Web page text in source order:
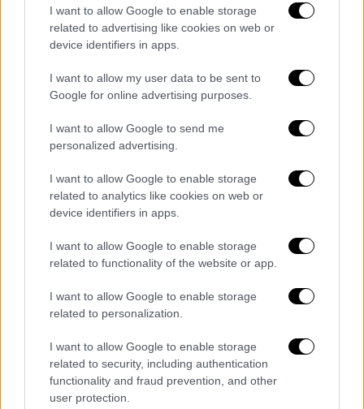
I want to allow Google to enable storage
related to advertising like cookies on web or
device identifiers in apps.
I want to allow my user data to be sent to
Google for online advertising purposes.
I want to allow Google to send me
personalized advertising.
I want to allow Google to enable storage
related to analytics like cookies on web or
device identifiers in apps.
I want to allow Google to enable storage
related to functionality of the website or app.
I want to allow Google to enable storage
related to personalization.
I want to allow Google to enable storage
related to security, including authentication
functionality and fraud prevention, and other
user protection.
μαθητών, ανάμεσά τους τον πρόεδρο του
15μελούς του 4ου Γυμνασίου Πατρών και
μέλους της ΚΝΕ. Καταγγέλλουμε τη στάση
του Διευθυντή και ορισμένων καθηγητών
που τρομοκρατούν μαθητές σε όλα τα
σχολεία της πόλης, οι οποίοι αγωνίζονται
και διεκδικούν να μη συγκαλυφθεί το
έγκλημα των Τεμπών.
Την ίδια στιγμή που η κυβέρνηση και ο
πρωθυπουργός υποκριτικά λένε ότι
αφουγκράζονται τη φωνή των μαθητών και
της νεολαίας, στέλνουν αστυνομικές
δυνάμεις στα σχολεία και προσαγάγουν
μαθητές!
Η προσπάθεια τρομοκράτησης έπεσε στο
κενό μετά από την αποφασιστική παρέμβαση
στελεχών της ΚΝΕ και του ΚΚΕ. Τα μέλη της